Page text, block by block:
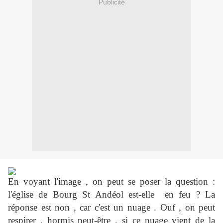
Publicité
En voyant l'image , on peut se poser la question :
l'église de Bourg St Andéol est-elle en feu ? La
réponse est non , car c'est un nuage . Ouf , on peut
respirer , hormis peut-être , si ce nuage vient de la